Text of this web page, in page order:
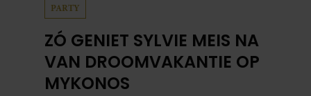
PARTY
ZÓ GENIET SYLVIE MEIS NA
VAN DROOMVAKANTIE OP
MYKONOS